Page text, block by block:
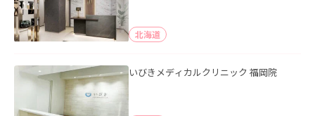
北海道
いびきメディカルクリニック 福岡院